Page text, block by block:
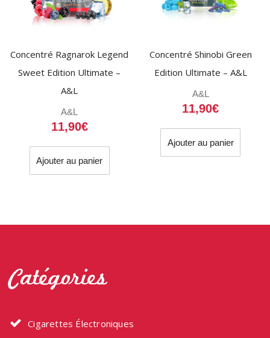
Concentré Ragnarok Legend
Sweet Edition Ultimate –
A&L
A&L
11,90€
Ajouter au panier
Concentré Shinobi Green
Edition Ultimate – A&L
A&L
11,90€
Ajouter au panier
Catégories
Cigarettes Électroniques